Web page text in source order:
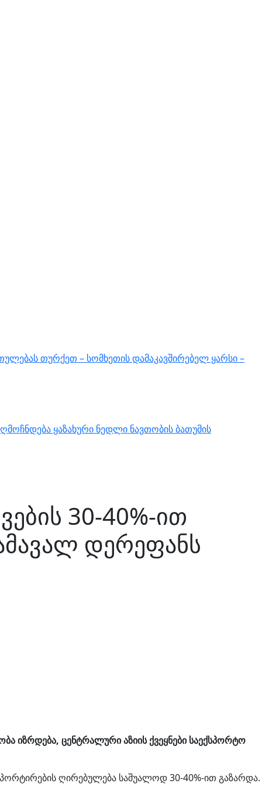
თურქეთ – სომხეთის დამაკავშირებელ ყარსი –
ყაზახური ნედლი ნავთობის ბათუმის
30-40%-ით
დერეფანს
იზრდება, ცენტრალური აზიის ქვეყნები საექსპორტო
ღირებულება საშუალოდ 30-40%-ით გაზარდა.